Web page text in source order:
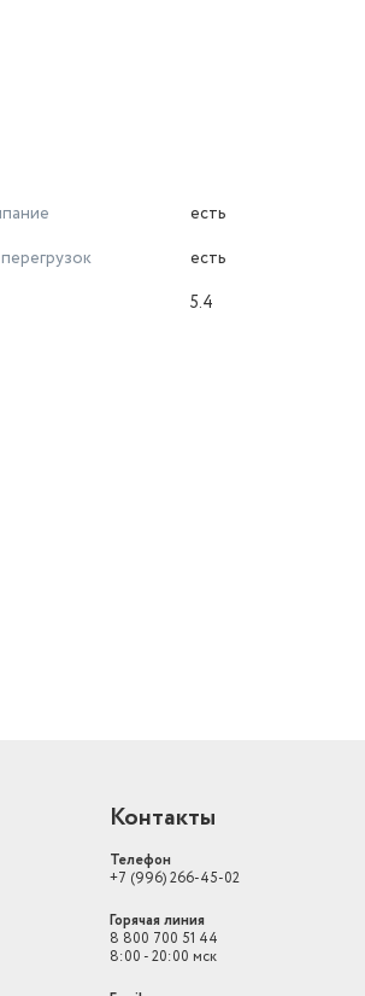
есть
есть
5.4
Контакты
Телефон
+7 (996) 266-45-02
Горячая линия
8 800 700 51 44
8:00 - 20:00 мск